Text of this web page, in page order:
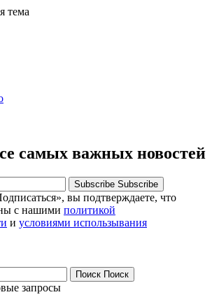
тема
самых важных новостей
Subscribe Subscribe
вы подтверждаете, что
с нашими политикой
и условиями использывания
Поиск Поиск
запросы